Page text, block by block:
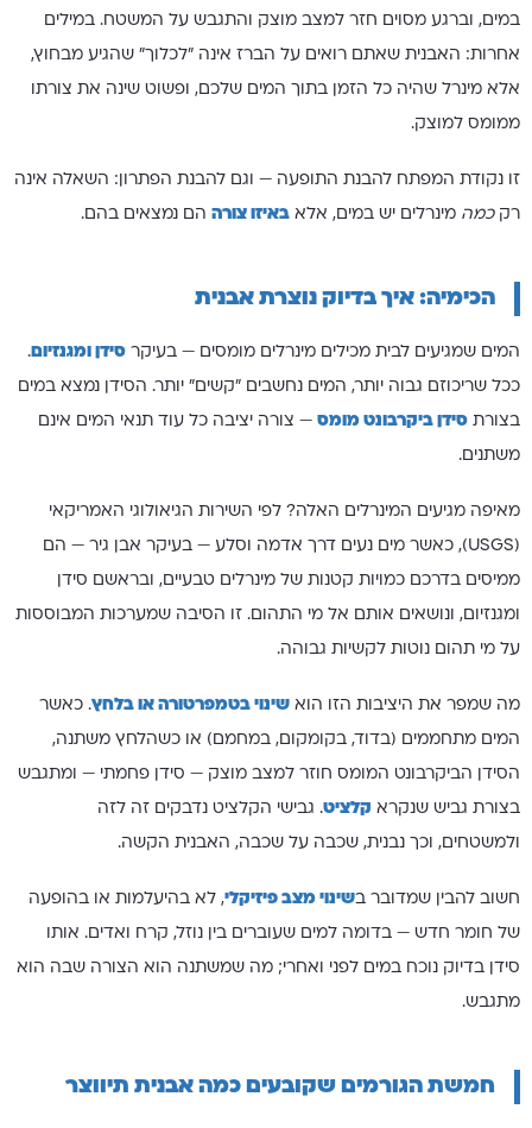
במים, וברגע מסוים חזר למצב מוצק והתגבש על המשטח. במילים
אחרות: האבנית שאתם רואים על הברז אינה "לכלוך" שהגיע מבחוץ,
אלא מינרל שהיה כל הזמן בתוך המים שלכם, ופשוט שינה את צורתו
ממומס למוצק.
זו נקודת המפתח להבנת התופעה — וגם להבנת הפתרון: השאלה אינה
רקכמה מינרלים יש במים, אלא באיזו צורה הם נמצאים בהם.
הכימיה: איך בדיוק נוצרת אבנית
המים שמגיעים לבית מכילים מינרלים מומסים — בעיקר סידן ומגנזיום .
ככל שריכוזם גבוה יותר, המים נחשבים "קשים" יותר. הסידן נמצא במים
בצורת סידן ביקרבונט מומס — צורה יציבה כל עוד תנאי המים אינם
משתנים.
מאיפה מגיעים המינרלים האלה? לפי השירות הגיאולוגי האמריקאי
(USGS), כאשר מים נעים דרך אדמה וסלע — בעיקר אבן גיר — הם
ממיסים בדרכם כמויות קטנות של מינרלים טבעיים, ובראשם סידן
ומגנזיום, ונושאים אותם אל מי התהום. זו הסיבה שמערכות המבוססות
על מי תהום נוטות לקשיות גבוהה.
מה שמפר את היציבות הזו הוא שינוי בטמפרטורה או בלחץ. כאשר
המים מתחממים (בדוד, בקומקום, במחמם) או כשהלחץ משתנה,
הסידן הביקרבונט המומס חוזר למצב מוצק — סידן פחמתי — ומתגבש
בצורת גביש שנקרא קלציט. גבישי הקלציט נדבקים זה לזה
ולמשטחים, וכך נבנית, שכבה על שכבה, האבנית הקשה.
חשוב להבין שמדובר בשינוי מצב פיזיקלי, לא בהיעלמות או בהופעה
של חומר חדש — בדומה למים שעוברים בין נוזל, קרח ואדים. אותו
סידן בדיוק נוכח במים לפני ואחרי; מה שמשתנה הוא הצורה שבה הוא
מתגבש.
חמשת הגורמים שקובעים כמה אבנית תיווצר